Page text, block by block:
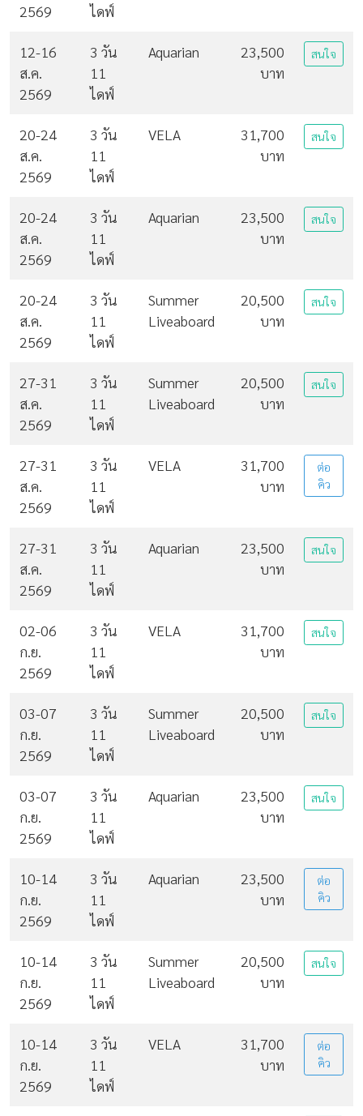
2569
ไดฟ์
12-16
ส.ค.
2569
3 วัน
11
ไดฟ์
Aquarian
23,500
บาท
สนใจ
20-24
ส.ค.
2569
3 วัน
11
ไดฟ์
VELA
31,700
บาท
สนใจ
20-24
ส.ค.
2569
3 วัน
11
ไดฟ์
Aquarian
23,500
บาท
สนใจ
20-24
ส.ค.
2569
3 วัน
11
ไดฟ์
Summer
Liveaboard
20,500
บาท
สนใจ
27-31
ส.ค.
2569
3 วัน
11
ไดฟ์
Summer
Liveaboard
20,500
บาท
สนใจ
27-31
ส.ค.
2569
3 วัน
11
ไดฟ์
VELA
31,700
บาท
ต่อ
คิว
27-31
ส.ค.
2569
3 วัน
11
ไดฟ์
Aquarian
23,500
บาท
สนใจ
02-06
ก.ย.
2569
3 วัน
11
ไดฟ์
VELA
31,700
บาท
สนใจ
03-07
ก.ย.
2569
3 วัน
11
ไดฟ์
Summer
Liveaboard
20,500
บาท
สนใจ
03-07
ก.ย.
2569
3 วัน
11
ไดฟ์
Aquarian
23,500
บาท
สนใจ
10-14
ก.ย.
2569
3 วัน
11
ไดฟ์
Aquarian
23,500
บาท
ต่อ
คิว
10-14
ก.ย.
2569
3 วัน
11
ไดฟ์
Summer
Liveaboard
20,500
บาท
สนใจ
10-14
ก.ย.
2569
3 วัน
11
ไดฟ์
VELA
31,700
บาท
ต่อ
คิว